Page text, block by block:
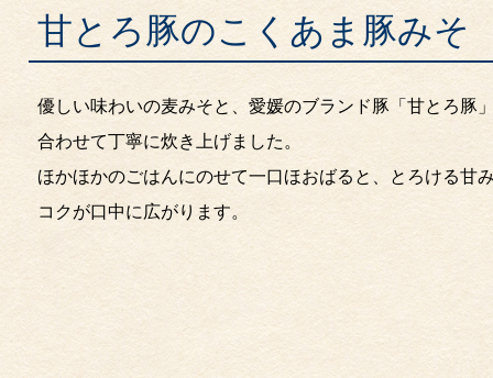
甘とろ豚のこくあま豚みそ
優しい味わいの麦みそと、愛媛のブランド豚「甘とろ豚
合わせて丁寧に炊き上げました。
ほかほかのごはんにのせて一口ほおばると、とろける甘
コクが口中に広がります。